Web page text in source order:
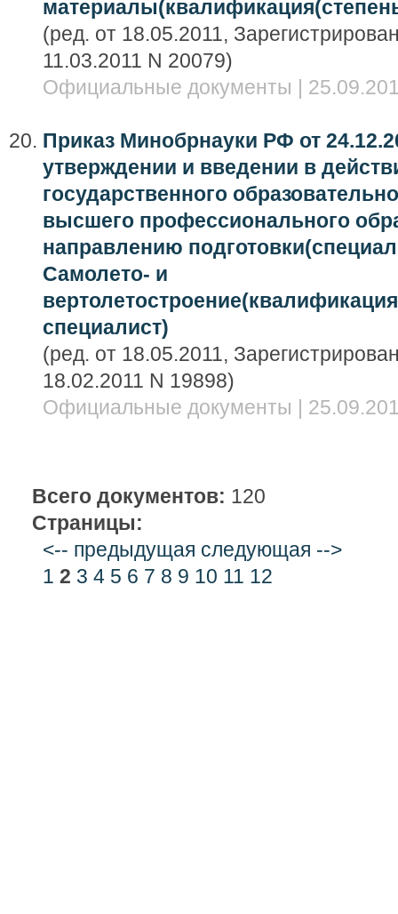
(ред. от 18.05.2011,
11.03.2011 N 20079)
Официальные документы |
Приказ Минобрнауки РФ от
утверждении и введении в
государственного
высшего профессионального
направлению
Самолето- и
специалист)
(ред. от 18.05.2011,
18.02.2011 N 19898)
Официальные документы |
Всего документов: 120
Страницы:
<-- предыдущая следующая -->
1 2 3 4 5 6 7 8 9 10 11 12